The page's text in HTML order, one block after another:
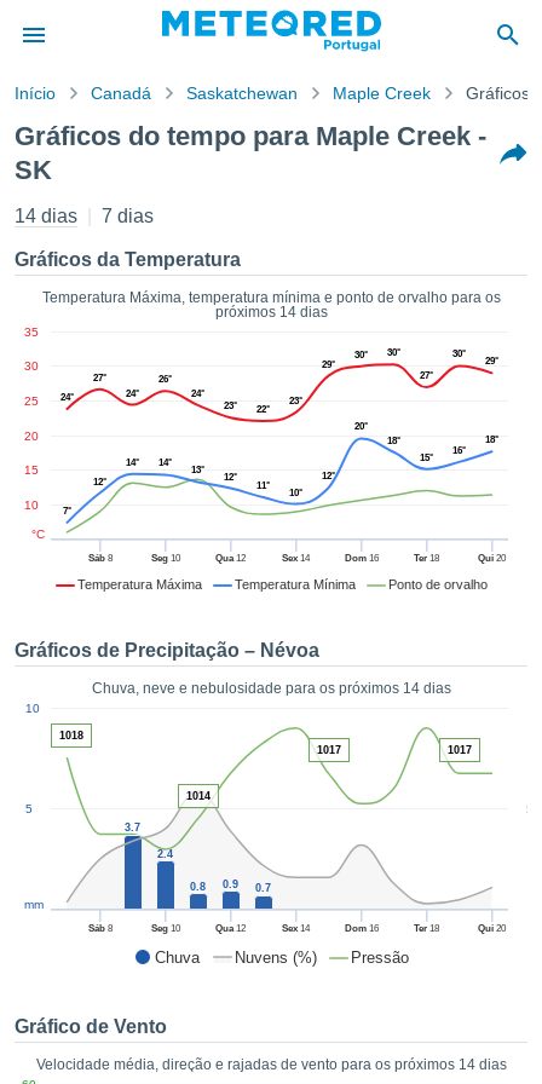
da
por
que as
a este
digital
ou
permite-
a nossa
fornecer-
de alta
botão
todos os
no
como
um perfil
CONTINUAR
CONFIGURAÇÕES
Início Canadá Saskatchewan Maple Creek Gráficos
Gráficos do tempo para Maple Creek -
SK
14 dias 7 dias
Gráficos da Temperatura
Temperatura Máxima, temperatura mínima e ponto de orvalho para os
próximos 14 dias
Temperatura Máxima Temperatura Mínima Ponto de orvalho
Sáb8 Seg10 Qua12 Sex 14 Dom16 Ter 18 Qui 20
10
15
20
25
30
35
°C
24°
27°
24°
26°
24°
23°
22°
23°
29°
30° 30°
27°
30°
29°
7°
12°
14° 14°
13°
12°
11°
10°
12°
20°
18°
15°
16°
18°
Gráficos de Precipitação – Névoa
Chuva, neve e nebulosidade para os próximos 14 dias
Chuva Nuvens (%) Pressão
50
Sáb8 Seg10 Qua12 Sex 14 Dom16 Ter 18 Qui 20
5
10
mm
3.7
2.4
0.8 0.9 0.7
1018
1014
1017 1017
Gráfico de Vento
Velocidade média, direção e rajadas de vento para os próximos 14 dias